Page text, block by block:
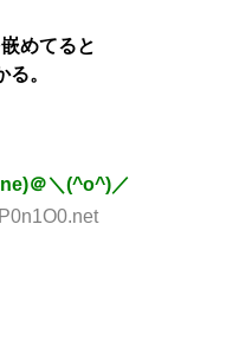
めてると
。
＠＼(^o^)／